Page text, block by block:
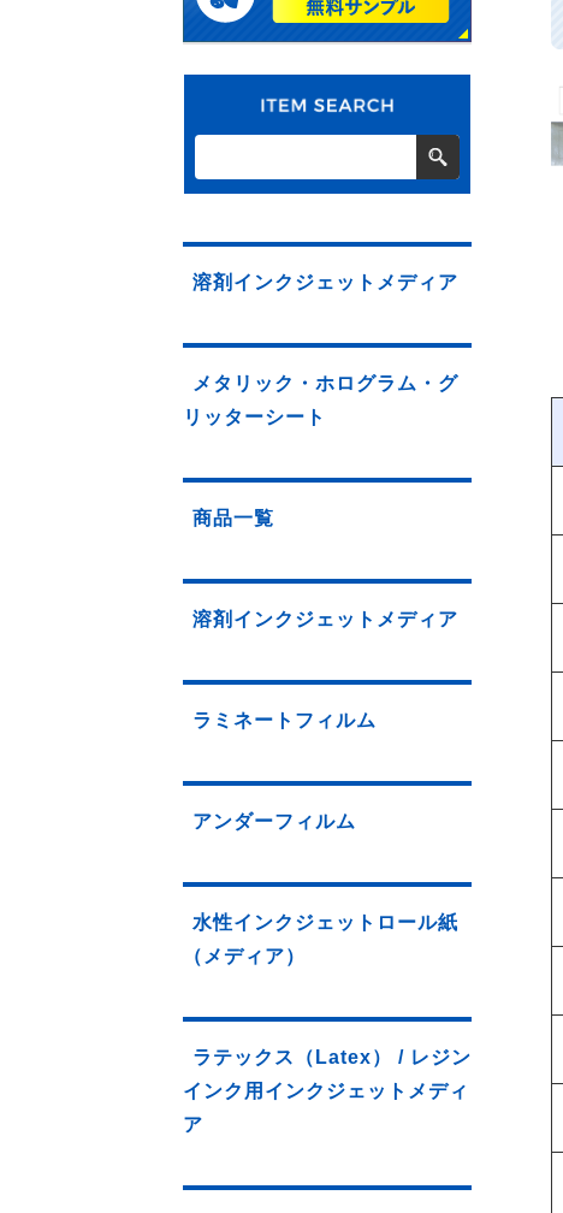
溶剤インクジェットメディア
メタリック・ホログラム・グ
リッターシート
商品一覧
溶剤インクジェットメディア
ラミネートフィルム
アンダーフィルム
水性インクジェットロール紙
（メディア）
ラテックス（Latex） / レジン
インク用インクジェットメディ
ア